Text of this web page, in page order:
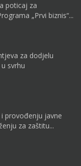
poticaj za
„Prvi biznis“...
za dodjelu
svrhu
provođenju javne
za zaštitu...